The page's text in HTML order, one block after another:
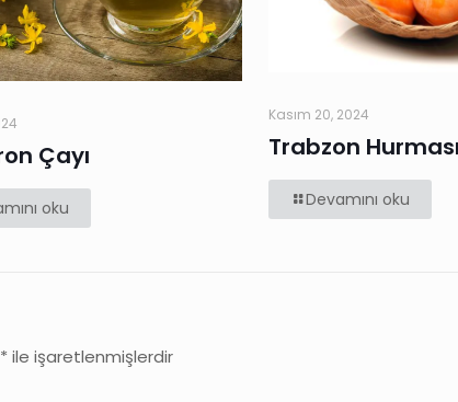
Çayı
oku
Kasım 20, 2024
Trabzon Hurması
Devamını oku
* ile işaretlenmişlerdir